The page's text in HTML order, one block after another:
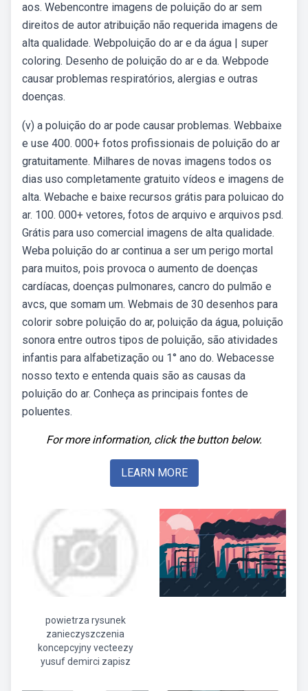
aos. Webencontre imagens de poluição do ar sem
direitos de autor atribuição não requerida imagens de
alta qualidade. Webpoluição do ar e da água | super
coloring. Desenho de poluição do ar e da. Webpode
causar problemas respiratórios, alergias e outras
doenças.
(v) a poluição do ar pode causar problemas. Webbaixe
e use 400. 000+ fotos profissionais de poluição do ar
gratuitamente. Milhares de novas imagens todos os
dias uso completamente gratuito vídeos e imagens de
alta. Webache e baixe recursos grátis para poluicao do
ar. 100. 000+ vetores, fotos de arquivo e arquivos psd.
Grátis para uso comercial imagens de alta qualidade.
Weba poluição do ar continua a ser um perigo mortal
para muitos, pois provoca o aumento de doenças
cardíacas, doenças pulmonares, cancro do pulmão e
avcs, que somam um. Webmais de 30 desenhos para
colorir sobre poluição do ar, poluição da água, poluição
sonora entre outros tipos de poluição, são atividades
infantis para alfabetização ou 1° ano do. Webacesse
nosso texto e entenda quais são as causas da
poluição do ar. Conheça as principais fontes de
poluentes.
For more information, click the button below.
LEARN MORE
powietrza rysunek
zanieczyszczenia
koncepcyjny vecteezy
yusuf demirci zapisz